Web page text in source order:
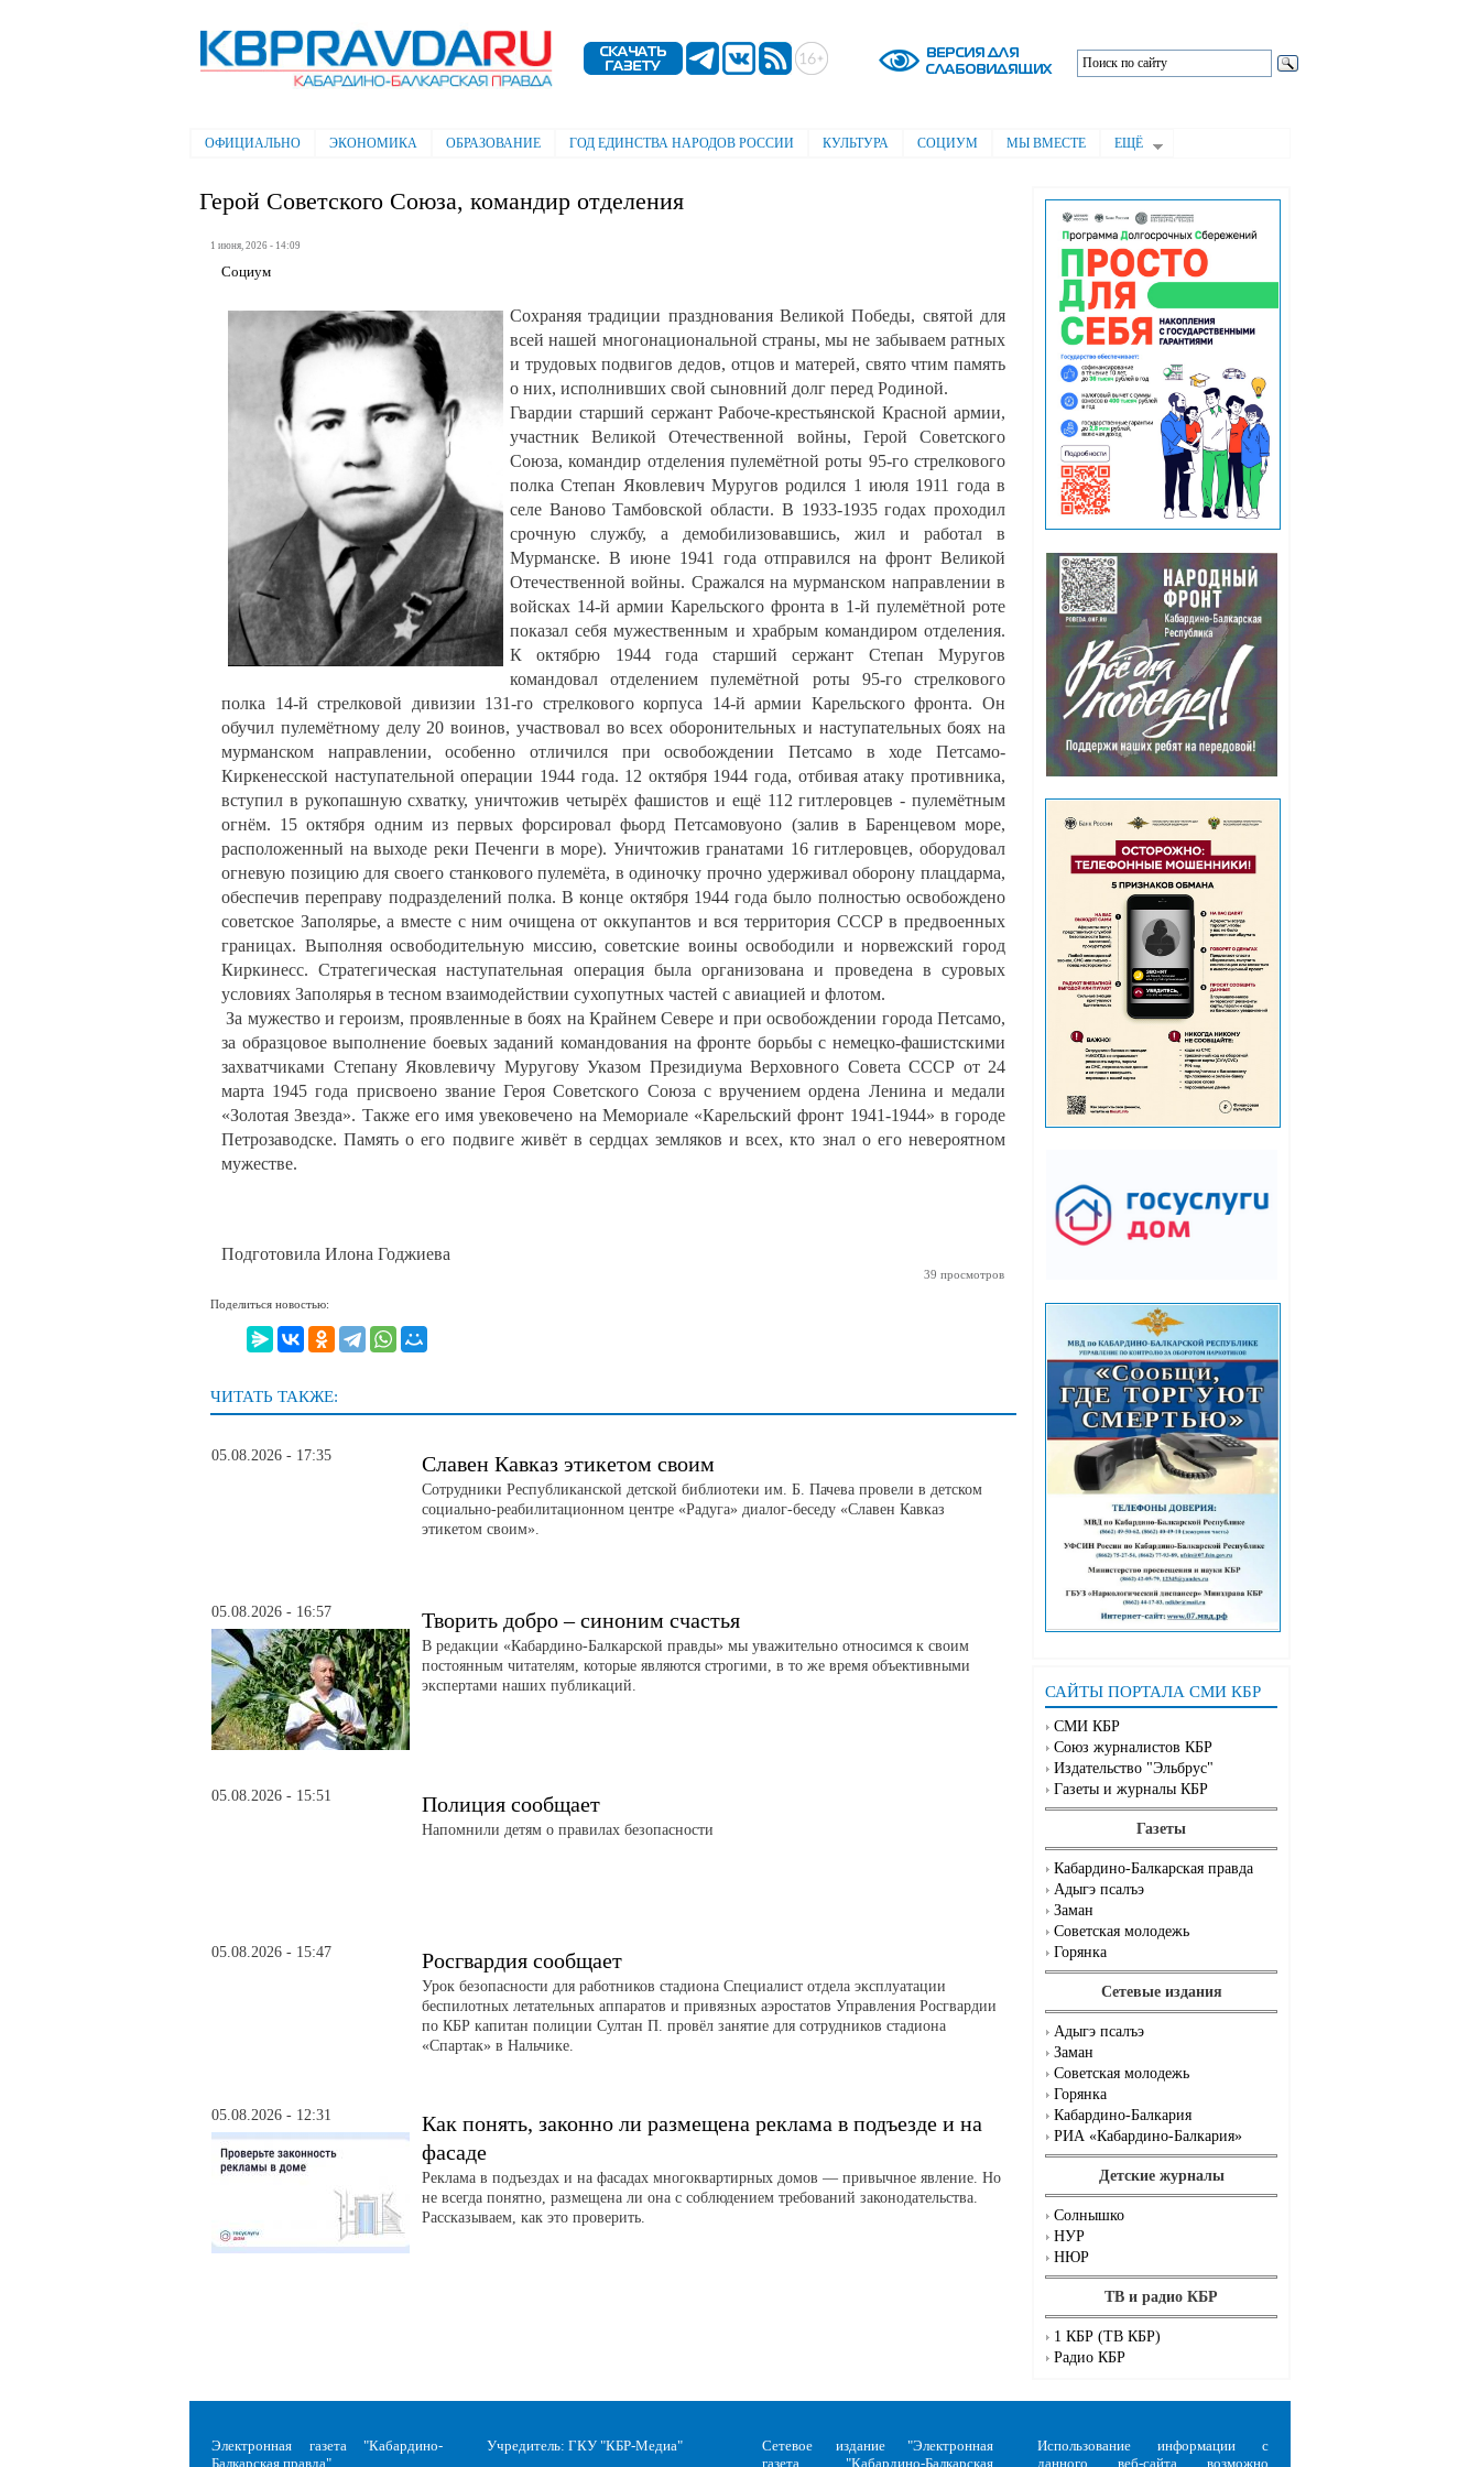
содержанию
Электронная газета "Кабардино-
Балкарская правда"
Главное меню
ОФИЦИАЛЬНО ЭКОНОМИКА ОБРАЗОВАНИЕ ГОД ЕДИНСТВА НАРОДОВ РОССИИ КУЛЬТУРА СОЦИУМ МЫ ВМЕСТЕ ЕЩЁ
САЙТЫ ПОРТАЛА СМИ КБР
СМИ КБР
Союз журналистов КБР
Издательство "Эльбрус"
Газеты и журналы КБР
Газеты
Кабардино-Балкарская правда
Адыгэ псалъэ
Заман
Советская молодежь
Горянка
Сетевые издания
Адыгэ псалъэ
Заман
Советская молодежь
Горянка
Кабардино-Балкария
РИА «Кабардино-Балкария»
Детские журналы
Солнышко
НУР
НЮР
ТВ и радио КБР
1 КБР (ТВ КБР)
Радио КБР
Герой Советского Союза, командир отделения
1 июня, 2026 - 14:09
Социум
Сохраняя традиции празднования Великой Победы, святой для
всей нашей многонациональной страны, мы не забываем ратных
и трудовых подвигов дедов, отцов и матерей, свято чтим память
о них, исполнивших свой сыновний долг перед Родиной.
Гвардии старший сержант Рабоче-крестьянской Красной армии,
участник Великой Отечественной войны, Герой Советского
Союза, командир отделения пулемётной роты 95-го стрелкового
полка Степан Яковлевич Муругов родился 1 июля 1911 года в
селе Ваново Тамбовской области. В 1933-1935 годах проходил
срочную службу, а демобилизовавшись, жил и работал в
Мурманске. В июне 1941 года отправился на фронт Великой
Отечественной войны. Сражался на мурманском направлении в
войсках 14-й армии Карельского фронта в 1-й пулемётной роте
показал себя мужественным и храбрым командиром отделения.
К октябрю 1944 года старший сержант Степан Муругов
командовал отделением пулемётной роты 95-го стрелкового
полка 14-й стрелковой дивизии 131-го стрелкового корпуса 14-й армии Карельского фронта. Он
обучил пулемётному делу 20 воинов, участвовал во всех оборонительных и наступательных боях на
мурманском направлении, особенно отличился при освобождении Петсамо в ходе Петсамо-
Киркенесской наступательной операции 1944 года. 12 октября 1944 года, отбивая атаку противника,
вступил в рукопашную схватку, уничтожив четырёх фашистов и ещё 112 гитлеровцев - пулемётным
огнём. 15 октября одним из первых форсировал фьорд Петсамовуоно (залив в Баренцевом море,
расположенный на выходе реки Печенги в море). Уничтожив гранатами 16 гитлеровцев, оборудовал
огневую позицию для своего станкового пулемёта, в одиночку прочно удерживал оборону плацдарма,
обеспечив переправу подразделений полка. В конце октября 1944 года было полностью освобождено
советское Заполярье, а вместе с ним очищена от оккупантов и вся территория СССР в предвоенных
границах. Выполняя освободительную миссию, советские воины освободили и норвежский город
Киркинесс. Стратегическая наступательная операция была организована и проведена в суровых
условиях Заполярья в тесном взаимодействии сухопутных частей с авиацией и флотом.
За мужество и героизм, проявленные в боях на Крайнем Севере и при освобождении города Петсамо,
за образцовое выполнение боевых заданий командования на фронте борьбы с немецко-фашистскими
захватчиками Степану Яковлевичу Муругову Указом Президиума Верховного Совета СССР от 24
марта 1945 года присвоено звание Героя Советского Союза с вручением ордена Ленина и медали
«Золотая Звезда». Также его имя увековечено на Мемориале «Карельский фронт 1941-1944» в городе
Петрозаводске. Память о его подвиге живёт в сердцах земляков и всех, кто знал о его невероятном
мужестве.
Подготовила Илона Годжиева
39 просмотров
Поделиться новостью:
ЧИТАТЬ ТАКЖЕ:
05.08.2026 - 17:35 Славен Кавказ этикетом своим
Сотрудники Республиканской детской библиотеки им. Б. Пачева провели в детском
социально-реабилитационном центре «Радуга» диалог-беседу «Славен Кавказ
этикетом своим».
05.08.2026 - 16:57 Творить добро – синоним счастья
В редакции «Кабардино-Балкарской правды» мы уважительно относимся к своим
постоянным читателям, которые являются строгими, в то же время объективными
экспертами наших публикаций.
05.08.2026 - 15:51 Полиция сообщает
Напомнили детям о правилах безопасности
05.08.2026 - 15:47 Росгвардия сообщает
Урок безопасности для работников стадиона Специалист отдела эксплуатации
беспилотных летательных аппаратов и привязных аэростатов Управления Росгвардии
по КБР капитан полиции Султан П. провёл занятие для сотрудников стадиона
«Спартак» в Нальчике.
05.08.2026 - 12:31
Как понять, законно ли размещена реклама в подъезде и на
фасаде
Реклама в подъездах и на фасадах многоквартирных домов — привычное явление. Но
не всегда понятно, размещена ли она с соблюдением требований законодательства.
Рассказываем, как это проверить.
Электронная газета "Кабардино-
Балкарская правда"
Учредитель: ГКУ "КБР-Медиа"
Сетевое издание "Электронная
газета "Кабардино-Балкарская
Использование информации с
данного веб-сайта возможно